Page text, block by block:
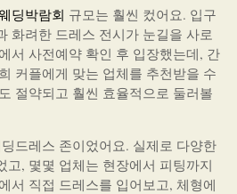
딩박람회 규모는 훨씬 컸어요. 입구
화려한 드레스 전시가 눈길을 사로
서 사전예약 확인 후 입장했는데, 간
커플에게 맞는 업체를 추천받을 수
절약되고 훨씬 효율적으로 둘러볼
드레스 존이었어요. 실제로 다양한
고, 몇몇 업체는 현장에서 피팅까지
서 직접 드레스를 입어보고, 체형에